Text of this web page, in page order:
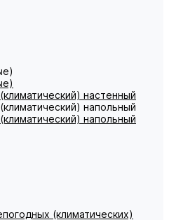
настенный
напольный
напольный
(климатических)